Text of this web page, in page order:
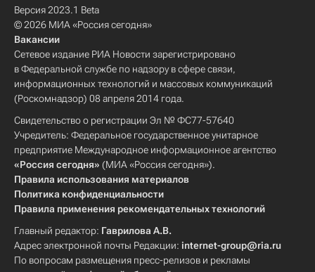
Версия 2023.1 Beta
© 2026 МИА «Россия сегодня»
Вакансии
Сетевое издание РИА Новости зарегистрировано
в Федеральной службе по надзору в сфере связи,
информационных технологий и массовых коммуникаций
(Роскомнадзор) 08 апреля 2014 года.
Свидетельство о регистрации Эл № ФС77-57640
Учредитель: Федеральное государственное унитарное
предприятие Международное информационное агентство
«Россия сегодня» (МИА «Россия сегодня»).
Правила использования материалов
Политика конфиденциальности
Правила применения рекомендательных технологий
Главный редактор: Гаврилова А.В.
Адрес электронной почты Редакции: internet-group@ria.ru
По вопросам размещения пресс-релизов и рекламы